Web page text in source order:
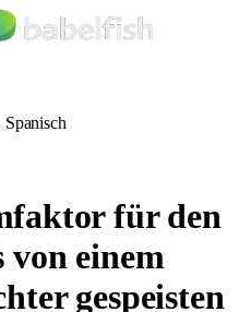
für den
von einem
gespeisten